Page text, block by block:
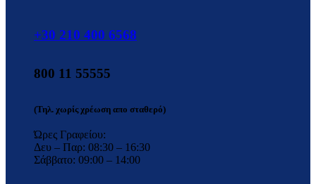
+30 210 400 6568
800 11 55555
(Τηλ. χωρίς χρέωση απο σταθερό)
Ώρες Γραφείου:
Δευ – Παρ: 08:30 – 16:30
Σάββατο: 09:00 – 14:00